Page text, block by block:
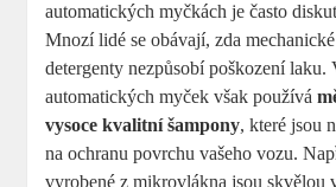
automatických myčkách je často
Mnozí lidé se obávají, zda
detergenty nezpůsobí poškození laku.
automatických myček však používá
vysoce kvalitní šampony, které jsou
na ochranu povrchu vašeho vozu.
vyrobené z mikrovlákna jsou skvělou